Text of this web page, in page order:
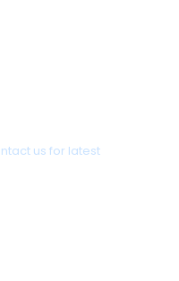
us for latest